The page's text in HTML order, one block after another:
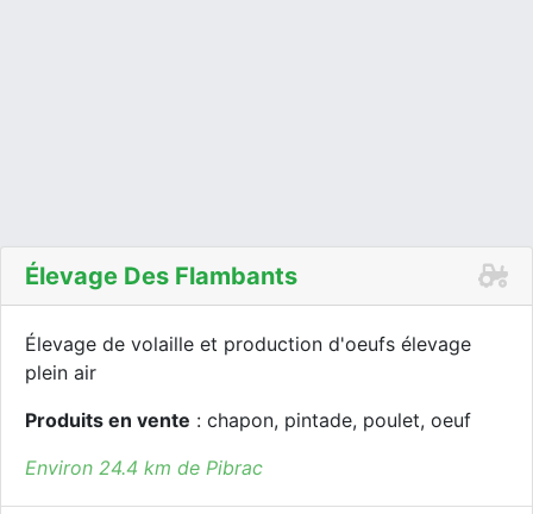
Élevage Des Flambants
Élevage de volaille et production d'oeufs élevage
plein air
Produits en vente : chapon, pintade, poulet, oeuf
Environ 24.4 km de Pibrac